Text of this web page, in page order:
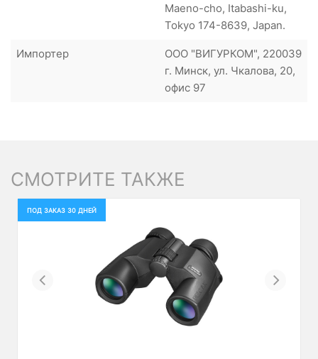
Maeno-cho, Itabashi-ku,
Tokyo 174-8639, Japan.
Импортер
ООО "ВИГУРКОМ", 220039
г. Минск, ул. Чкалова, 20,
офис 97
СМОТРИТЕ ТАКЖЕ
ПОД ЗАКАЗ 30 ДНЕЙ
Previous Next